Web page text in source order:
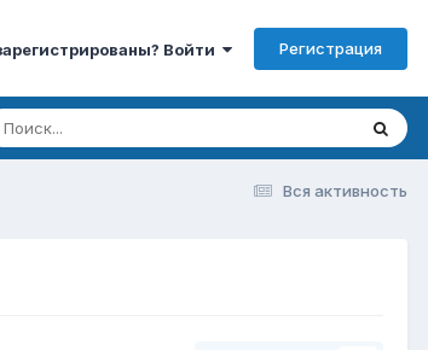
Войти Регистрация
Вся активность